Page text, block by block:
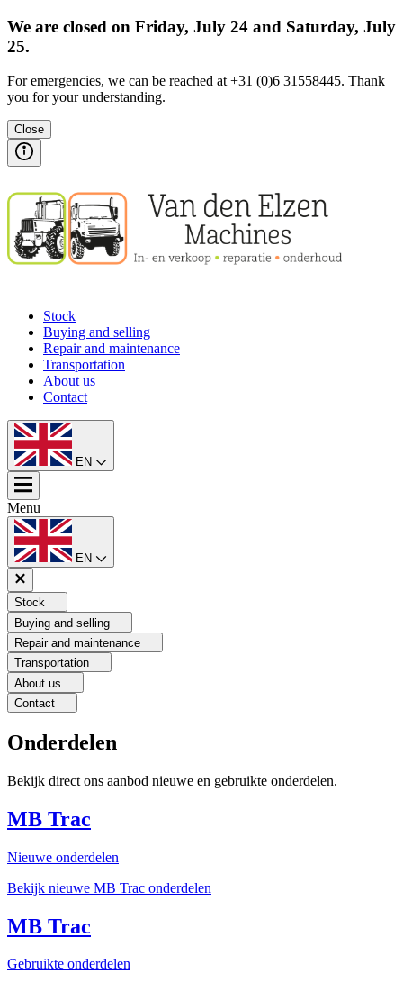
We are closed on Friday, July 24 and Saturday, July
25.
For emergencies, we can be reached at +31 (0)6 31558445. Thank
you for your understanding.
Close
Stock
Buying and selling
Repair and maintenance
Transportation
About us
Contact
EN
Menu
EN
Stock
Buying and selling
Repair and maintenance
Transportation
About us
Contact
Onderdelen
Bekijk direct ons aanbod nieuwe en gebruikte onderdelen.
MB Trac
Nieuwe onderdelen
Bekijk nieuwe MB Trac onderdelen
MB Trac
Gebruikte onderdelen